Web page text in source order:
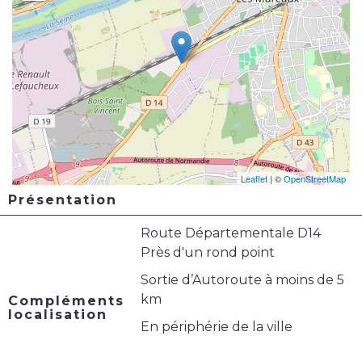
Leaflet | ©OpenStreetMap
Présentation
Compléments
localisation
Route Départementale D14
Près d'un rond point
Sortie d’Autoroute à moins de 5
km
En périphérie de la ville